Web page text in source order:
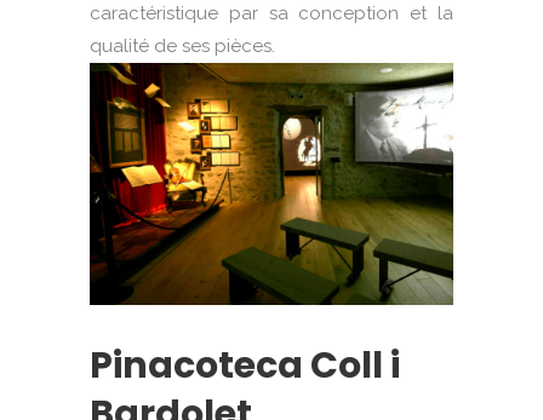
caractéristique par sa conception et la
qualité de ses pièces.
Pinacoteca Coll i